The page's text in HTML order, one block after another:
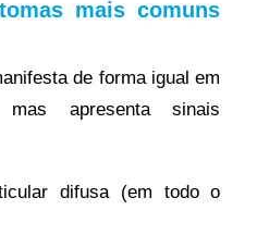
mais comuns
de forma igual em
apresenta sinais
difusa (em todo o